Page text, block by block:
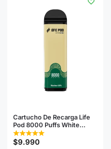
Cartucho De Recarga Life
Pod 8000 Puffs White
Mocha Ice
$9.990